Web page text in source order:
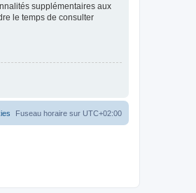
supplémentaires aux
le temps de consulter
Fuseau horaire sur UTC+02:00